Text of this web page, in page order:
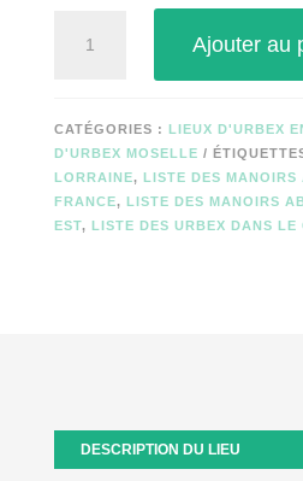
Charpentier
Ajouter au
CATÉGORIES : LIEUX D'URBEX
D'URBEX MOSELLE
LORRAINE, LISTE DES MANOIRS
FRANCE, LISTE DES MANOIRS
EST, LISTE DES URBEX DANS LE
DESCRIPTION DU LIEU